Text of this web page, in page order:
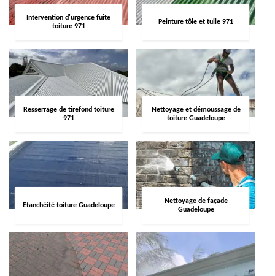
Intervention d'urgence fuite
toiture 971
Peinture tôle et tuile 971
Resserrage de tirefond toiture
971
Nettoyage et démoussage de
toiture Guadeloupe
Etanchéité toiture Guadeloupe
Nettoyage de façade
Guadeloupe